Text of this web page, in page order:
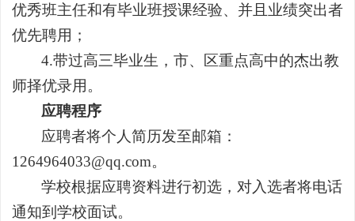
优秀班主任和有毕业班授课经验、并且业绩突出者
优先聘用；
4.带过高三毕业生，市、区重点高中的杰出教
师择优录用。
应聘程序
应聘者将个人简历发至邮箱：
1264964033@qq.com。
学校根据应聘资料进行初选，对入选者将电话
通知到学校面试。